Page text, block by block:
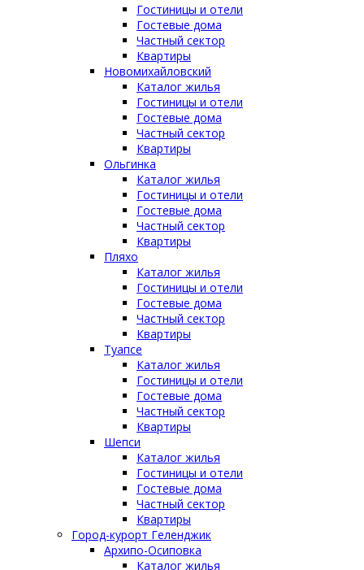
Гостиницы и отели
Гостевые дома
Частный сектор
Квартиры
Новомихайловский
Каталог жилья
Гостиницы и отели
Гостевые дома
Частный сектор
Квартиры
Ольгинка
Каталог жилья
Гостиницы и отели
Гостевые дома
Частный сектор
Квартиры
Пляхо
Каталог жилья
Гостиницы и отели
Гостевые дома
Частный сектор
Квартиры
Туапсе
Каталог жилья
Гостиницы и отели
Гостевые дома
Частный сектор
Квартиры
Шепси
Каталог жилья
Гостиницы и отели
Гостевые дома
Частный сектор
Квартиры
Город-курорт Геленджик
Архипо-Осиповка
Каталог жилья